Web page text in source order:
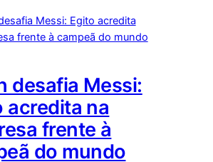
desafia Messi:
acredita na
frente à
do mundo